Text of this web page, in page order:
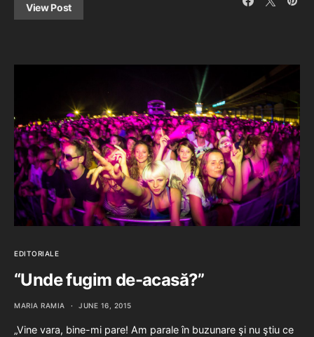
View Post
EDITORIALE
“Unde fugim de-acasă?”
MARIA RAMIA JUNE 16, 2015
„Vine vara, bine-mi pare! Am parale în buzunare şi nu ştiu ce